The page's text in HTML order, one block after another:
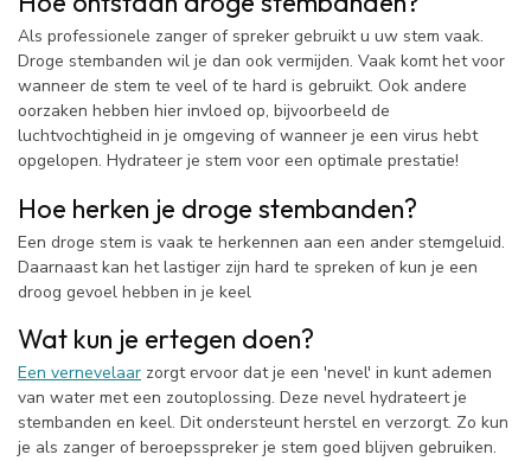
Als professionele zanger of spreker gebruikt u uw stem vaak.
Droge stembanden wil je dan ook vermijden. Vaak komt het voor
wanneer de stem te veel of te hard is gebruikt. Ook andere
oorzaken hebben hier invloed op, bijvoorbeeld de
luchtvochtigheid in je omgeving of wanneer je een virus hebt
opgelopen. Hydrateer je stem voor een optimale prestatie!
Hoe herken je droge stembanden?
Een droge stem is vaak te herkennen aan een ander stemgeluid.
Daarnaast kan het lastiger zijn hard te spreken of kun je een
droog gevoel hebben in je keel
Wat kun je ertegen doen?
Een vernevelaar zorgt ervoor dat je een 'nevel' in kunt ademen
van water met een zoutoplossing. Deze nevel hydrateert je
stembanden en keel. Dit ondersteunt herstel en verzorgt. Zo kun
je als zanger of beroepsspreker je stem goed blijven gebruiken.